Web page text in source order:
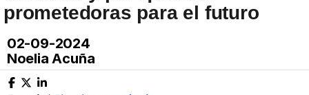
prometedoras para el futuro
02-09-2024
Noelia Acuña